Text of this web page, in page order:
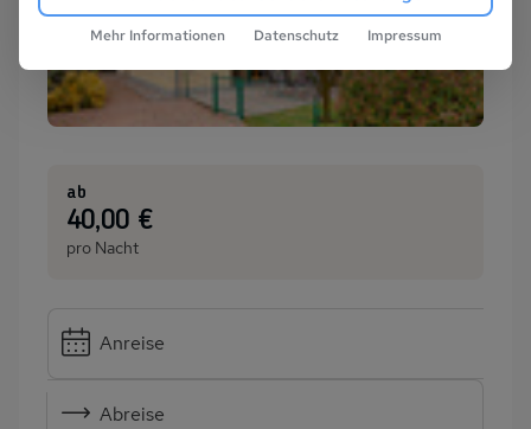
ab
:40,00 €
pro Nacht
Anreise
Abreise
Mehr Informationen Datenschutz Impressum